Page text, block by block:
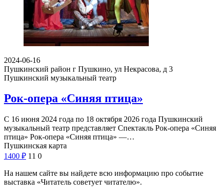
2024-06-16
Пушкинский район г Пушкино, ул Некрасова, д 3
Пушкинский музыкальный театр
Рок-опера «Синяя птица»
С 16 июня 2024 года по 18 октября 2026 года Пушкинский
музыкальный театр представляет Спектакль Рок-опера «Синяя
птица» Рок-опера «Синяя птица» —…
Пушкинская карта
1400 ₽ 11 0
На нашем сайте вы найдете всю информацию про событие
выставка «Читатель советует читателю».